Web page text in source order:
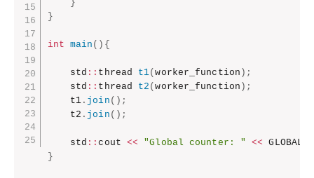
}
}
int main ( ) {
    std
:: thread t1(worker_function ) ;
    std
:: thread t2 (worker_function ) ;
    t1
. join ( ) ;
    t2
. join ( ) ;
    std
::cout << "Global counter: " <<
}